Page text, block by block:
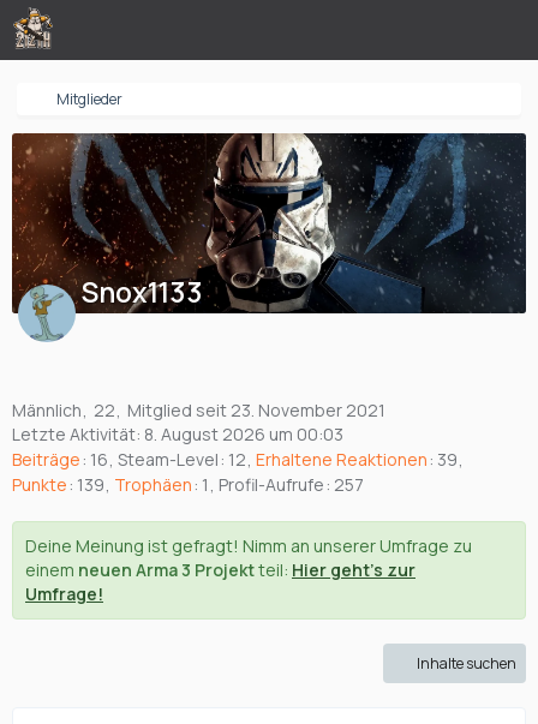
Mitglieder
Snox1133
Männlich 22
Mitglied seit 23. November 2021
Letzte Aktivität: 8. August 2026 um 00:03
Beiträge 16 Steam-Level 12 Erhaltene Reaktionen 39
Punkte 139 Trophäen 1 Profil-Aufrufe 257
Deine Meinung ist gefragt! Nimm an unserer Umfrage zu
einem neuen Arma 3 Projektteil: Hier geht's zur
Umfrage!
Inhalte suchen